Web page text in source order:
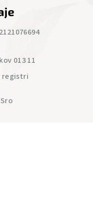
013 11
registri